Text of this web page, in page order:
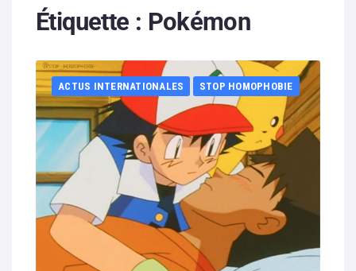
Contenus litigieux
Boutique
Partenaires
Hébergement solidaire
Étiquette : Pokémon
ACTUS INTERNATIONALES STOP HOMOPHOBIE